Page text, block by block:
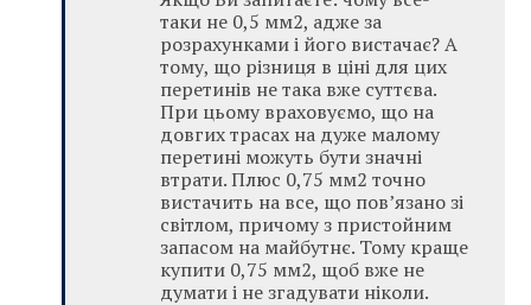
таки не 0,5 мм2, адже за
розрахунками і його вистачає? А
тому, що різниця в ціні для цих
перетинів не така вже суттєва.
При цьому враховуємо, що на
довгих трасах на дуже малому
перетині можуть бути значні
втрати. Плюс 0,75 мм2 точно
вистачить на все, що пов’язано зі
світлом, причому з пристойним
запасом на майбутнє. Тому краще
купити 0,75 мм2, щоб вже не
думати і не згадувати ніколи.